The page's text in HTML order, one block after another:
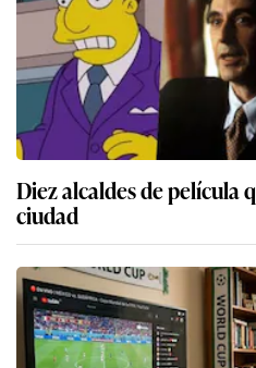
Diez alcaldes de película
ciudad